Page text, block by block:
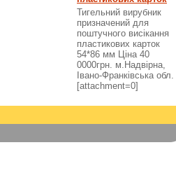
Тигельний вирубник
призначений для
поштучного висікання
пластикових карток
54*86 мм Ціна 40
0000грн. м.Надвірна,
Івано-Франківська обл.
[attachment=0]